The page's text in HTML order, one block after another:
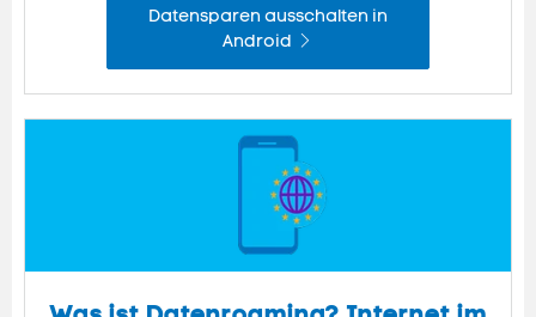
Datensparen ausschalten in
Android